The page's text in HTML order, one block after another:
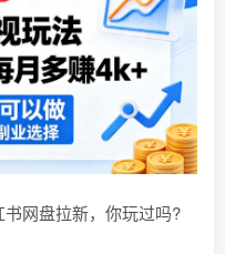
网盘拉新，你玩过吗?